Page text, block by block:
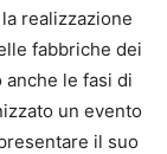
realizzazione
fabbriche dei
le fasi di
un evento
il suo